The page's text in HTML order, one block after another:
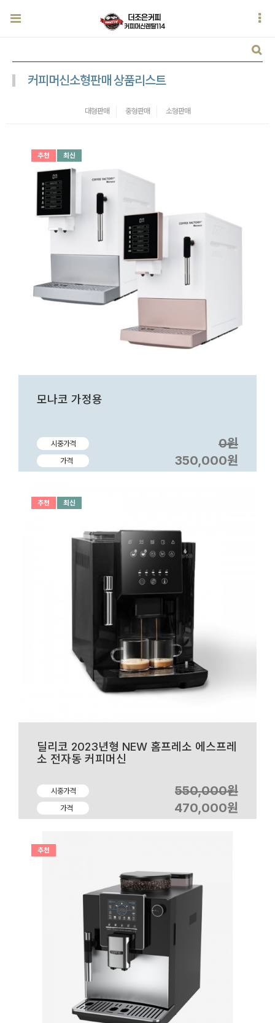
커피머신소형판매 상품리스트
대형판매 중형판매 소형판매
모나코 가정용
시중가격 0원
가격 350,000원
추천 최신
딜리코 2023년형 NEW 홈프레소 에스프레
소 전자동 커피머신
시중가격 550,000원
가격 470,000원
추천 최신
추천